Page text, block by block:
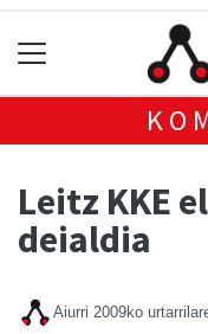
Leitz KKE
deialdia
Aiurri 2009ko